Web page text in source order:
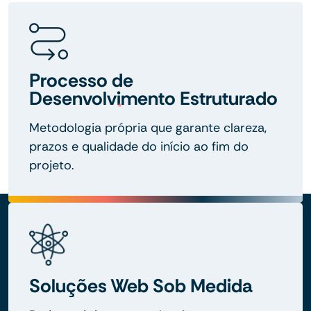
Processo de
Desenvolvimento Estruturado
Metodologia própria que garante clareza,
prazos e qualidade do início ao fim do
projeto.
Soluções Web Sob Medida